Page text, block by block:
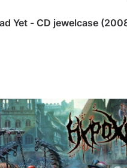
Yet - CD jewelcase